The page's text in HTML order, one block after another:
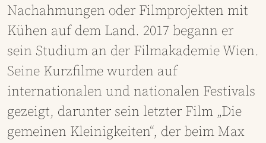
Nachahmungen oder Filmprojekten mit
Kühen auf dem Land. 2017 begann er
sein Studium an der Filmakademie Wien.
Seine Kurzfilme wurden auf
internationalen und nationalen Festivals
gezeigt, darunter sein letzter Film „Die
gemeinen Kleinigkeiten“, der beim Max